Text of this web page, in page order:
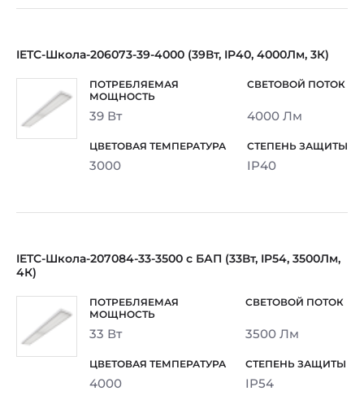
IETC-Школа-206073-39-4000 (39Вт, IP40, 4000Лм, 3К)
39 Вт 4000 Лм
3000 IP40
IETC-Школа-207084-33-3500 c БАП (33Вт, IP54, 3500Лм,
4К)
33 Вт 3500 Лм
4000 IP54